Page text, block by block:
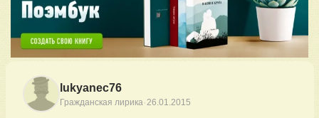
lukyanec76
Гражданская лирика·26.01.2015